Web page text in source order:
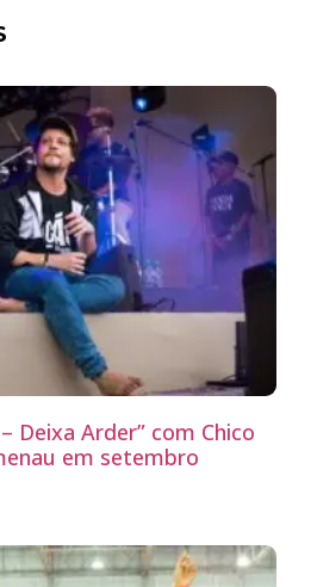
Deixa Arder” com Chico
em setembro